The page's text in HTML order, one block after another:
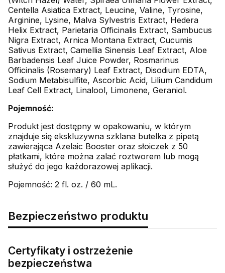
Centella Asiatica Extract, Leucine, Valine, Tyrosine,
Arginine, Lysine, Malva Sylvestris Extract, Hedera
Helix Extract, Parietaria Officinalis Extract, Sambucus
Nigra Extract, Arnica Montana Extract, Cucumis
Sativus Extract, Camellia Sinensis Leaf Extract, Aloe
Barbadensis Leaf Juice Powder, Rosmarinus
Officinalis (Rosemary) Leaf Extract, Disodium EDTA,
Sodium Metabisulfite, Ascorbic Acid, Lilium Candidum
Leaf Cell Extract, Linalool, Limonene, Geraniol.
Pojemność:
Produkt jest dostępny w opakowaniu, w którym
znajduje się ekskluzywna szklana butelka z pipetą
zawierająca Azelaic Booster oraz słoiczek z 50
płatkami, które można zalać roztworem lub mogą
służyć do jego każdorazowej aplikacji.
Pojemność: 2 fl. oz. / 60 mL.
Bezpieczeństwo produktu
Certyfikaty i ostrzeżenie
bezpieczeństwa